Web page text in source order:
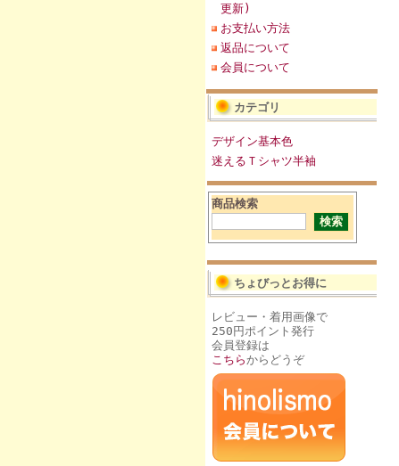
更新)
お支払い方法
返品について
会員について
カテゴリ
デザイン基本色
迷えるＴシャツ半袖
商品検索
ちょびっとお得に
レビュー・着用画像で
250円ポイント発行
会員登録は
こちらからどうぞ